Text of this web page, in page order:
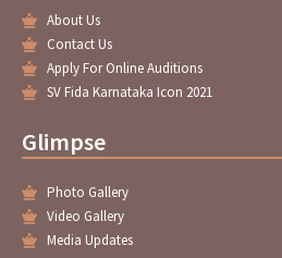
About Us
Contact Us
Apply For Online Auditions
SV Fida Karnataka Icon 2021
Glimpse
Photo Gallery
Video Gallery
Media Updates